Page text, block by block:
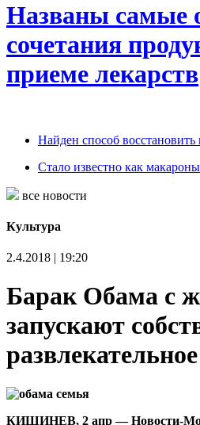
Названы самые
сочетания
приеме лекарств
Найден способ
Стало известно как
все новости
Культура
2.4.2018 | 19:20
Барак Обама с
запускают
КИШИНЕВ, 2 апр — Новости-